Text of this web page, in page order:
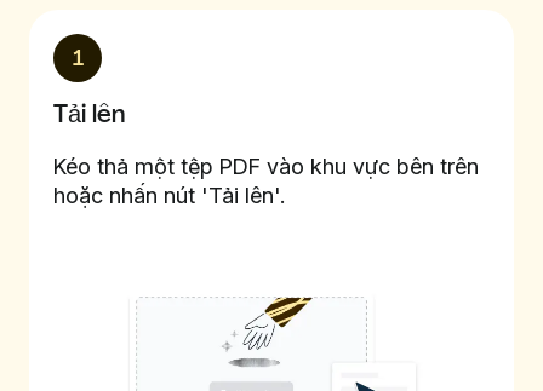
1
Tải lên
Kéo thả một tệp PDF vào khu vực bên trên
hoặc nhấn nút 'Tải lên'.